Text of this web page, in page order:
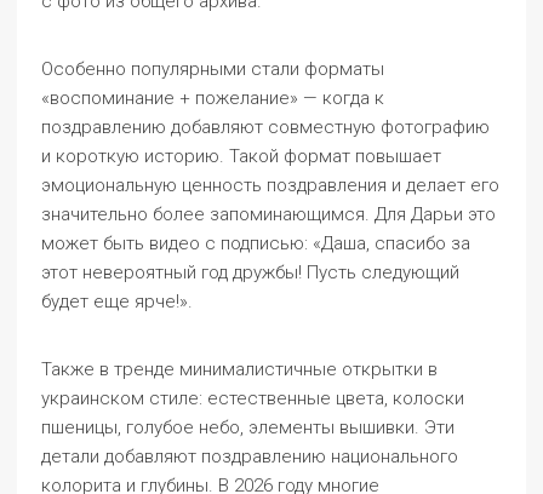
Особенно популярными стали форматы
«воспоминание + пожелание» — когда к
поздравлению добавляют совместную фотографию
и короткую историю. Такой формат повышает
эмоциональную ценность поздравления и делает его
значительно более запоминающимся. Для Дарьи это
может быть видео с подписью: «Даша, спасибо за
этот невероятный год дружбы! Пусть следующий
будет еще ярче!».
Также в тренде минималистичные открытки в
украинском стиле: естественные цвета, колоски
пшеницы, голубое небо, элементы вышивки. Эти
детали добавляют поздравлению национального
колорита и глубины. В 2026 году многие